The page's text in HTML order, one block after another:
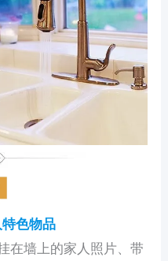
色物品
在墙上的家人照片、带